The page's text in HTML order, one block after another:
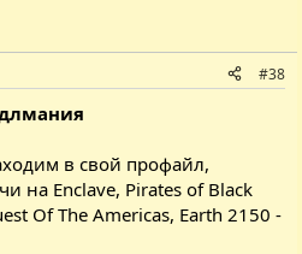
#38
в свой профайл,
на Enclave, Pirates of Black
Of The Americas, Earth 2150 -